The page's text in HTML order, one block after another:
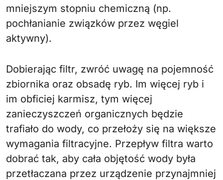
mniejszym stopniu chemiczną (np.
pochłanianie związków przez węgiel
aktywny).
Dobierając filtr, zwróć uwagę na pojemność
zbiornika oraz obsadę ryb. Im więcej ryb i
im obficiej karmisz, tym więcej
zanieczyszczeń organicznych będzie
trafiało do wody, co przełoży się na większe
wymagania filtracyjne. Przepływ filtra warto
dobrać tak, aby cała objętość wody była
przetłaczana przez urządzenie przynajmniej